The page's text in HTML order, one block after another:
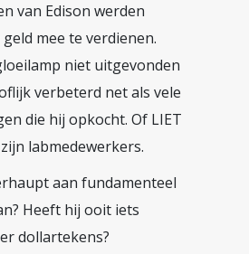
van Edison werden
mee te verdienen.
niet uitgevonden
verbeterd net als vele
die hij opkocht. Of LIET
labmedewerkers.
aan fundamenteel
Heeft hij ooit iets
dollartekens?